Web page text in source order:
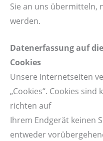
Sie an uns übermitteln,
werden.
Datenerfassung auf
Cookies
Unsere Internetseiten
„Cookies“. Cookies
richten auf
Ihrem Endgerät keinen
entweder